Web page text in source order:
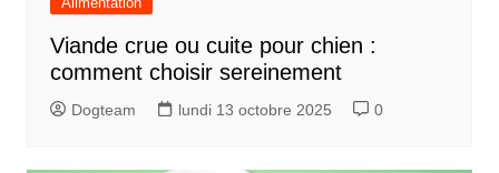
Viande crue ou cuite pour chien :
comment choisir sereinement
Dogteam lundi 13 octobre 2025 0